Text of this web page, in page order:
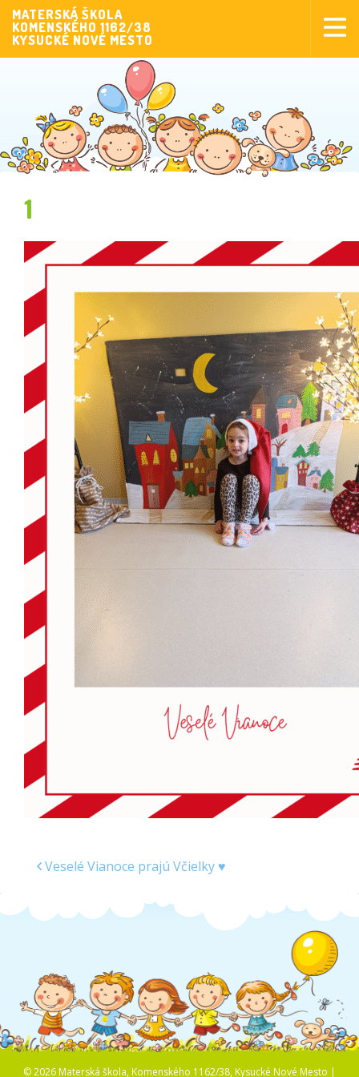
Aktivity pre deti
Fotogaléria
Naša škola
Prijímanie detí
Krúžková činnosť
Zverejňovanie
Školská jedáleň
Jedálny lístok
Kontakt
Ochrana osobných
údajov – GDPR
Vzdelávanie
zamestnancov
MATERSKÁ ŠKOLA
KOMENSKÉHO 1162/38
KYSUCKÉ NOVÉ MESTO
1
Veselé Vianoce prajú Včielky ♥
© 2026 Materská škola, Komenského 1162/38, Kysucké Nové Mesto |